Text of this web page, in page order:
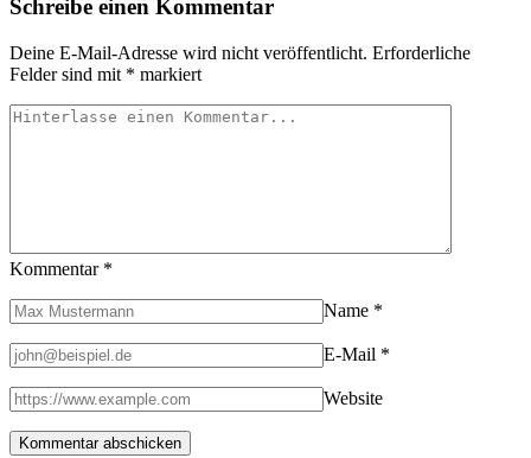
Schreibe einen Kommentar
Deine E-Mail-Adresse wird nicht veröffentlicht. Erforderliche
Felder sind mit * markiert
Kommentar *
Name *
E-Mail *
Website